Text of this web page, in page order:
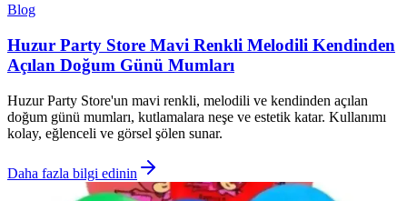
Blog
Huzur Party Store Mavi Renkli Melodili Kendinden
Açılan Doğum Günü Mumları
Huzur Party Store'un mavi renkli, melodili ve kendinden açılan
doğum günü mumları, kutlamalara neşe ve estetik katar. Kullanımı
kolay, eğlenceli ve görsel şölen sunar.
Daha fazla bilgi edinin